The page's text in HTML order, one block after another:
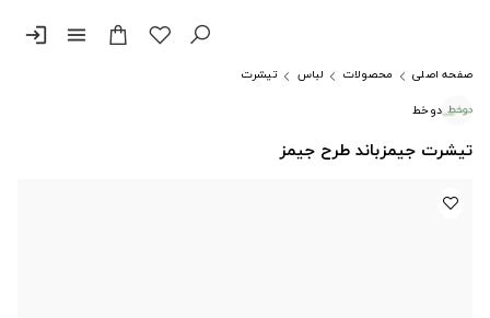
menu
login
صفحه اصلی محصولات لباس
تیشرت
دوخط
تیشرت جیمزباند طرح جیمز